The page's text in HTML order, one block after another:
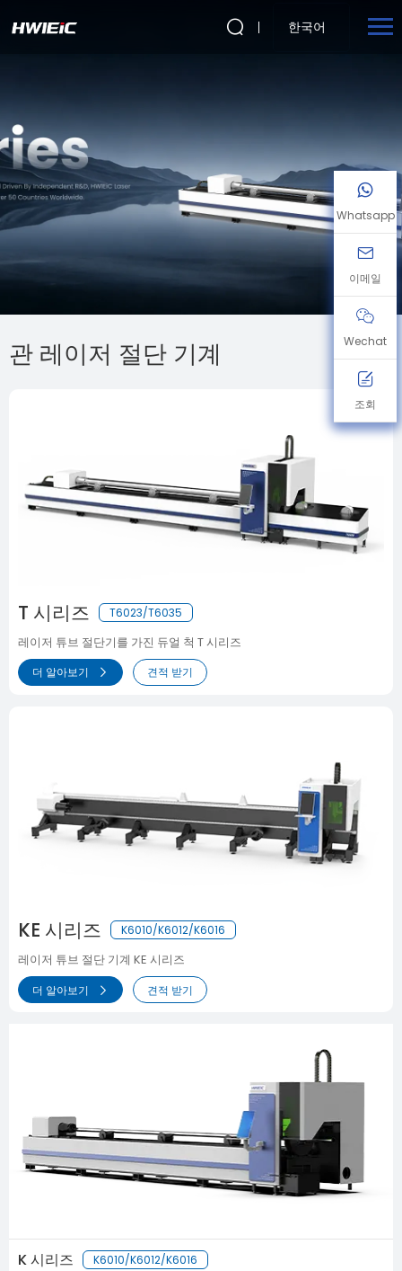
한국어
관 레이저 절단 기계
T 시리즈 T6023/T6035
레이저 튜브 절단기를 가진 듀얼 척 T 시리즈
더 알아보기 견적 받기
KE 시리즈 K6010/K6012/K6016
레이저 튜브 절단 기계 KE 시리즈
더 알아보기 견적 받기
K 시리즈
K6010/K6012/K6016
Whatsapp
이메일
Wechat
조회